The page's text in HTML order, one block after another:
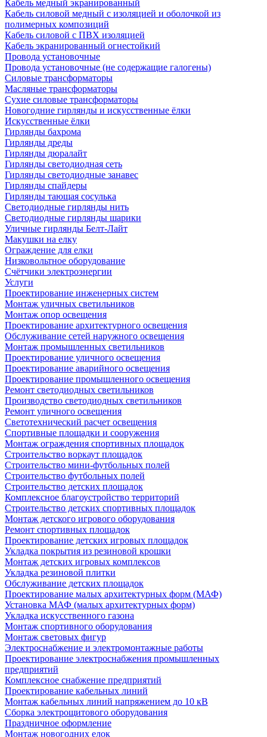
Кабель медный экранированный
Кабель силовой медный с изоляцией и оболочкой из
полимерных композиций
Кабель силовой с ПВХ изоляцией
Кабель экранированный огнестойкий
Провода установочные
Провода установочные (не содержащие галогены)
Силовые трансформаторы
Масляные трансформаторы
Сухие силовые трансформаторы
Новогодние гирлянды и искусственные ёлки
Искусственные ёлки
Гирлянды бахрома
Гирлянды дреды
Гирлянды дюралайт
Гирлянды светодиодная сеть
Гирлянды светодиодные занавес
Гирлянды спайдеры
Гирлянды тающая сосулька
Светодиодные гирлянды нить
Светодиодные гирлянды шарики
Уличные гирлянды Белт-Лайт
Макушки на елку
Ограждение для елки
Низковольтное оборудование
Счётчики электроэнергии
Услуги
Проектирование инженерных систем
Монтаж уличных светильников
Монтаж опор освещения
Проектирование архитектурного освещения
Обслуживание сетей наружного освещения
Монтаж промышленных светильников
Проектирование уличного освещения
Проектирование аварийного освещения
Проектирование промышленного освещения
Ремонт светодиодных светильников
Производство светодиодных светильников
Ремонт уличного освещения
Светотехнический расчет освещения
Спортивные площадки и сооружения
Монтаж ограждения спортивных площадок
Строительство воркаут площадок
Строительство мини-футбольных полей
Строительство футбольных полей
Строительство детских площадок
Комплексное благоустройство территорий
Строительство детских спортивных площадок
Монтаж детского игрового оборудования
Ремонт спортивных площадок
Проектирование детских игровых площадок
Укладка покрытия из резиновой крошки
Монтаж детских игровых комплексов
Укладка резиновой плитки
Обслуживание детских площадок
Проектирование малых архитектурных форм (МАФ)
Установка МАФ (малых архитектурных форм)
Укладка искусственного газона
Монтаж спортивного оборудования
Монтаж световых фигур
Электроснабжение и электромонтажные работы
Проектирование электроснабжения промышленных
предприятий
Комплексное снабжение предприятий
Проектирование кабельных линий
Монтаж кабельных линий напряжением до 10 кВ
Сборка электрощитового оборудования
Праздничное оформление
Монтаж новогодних елок